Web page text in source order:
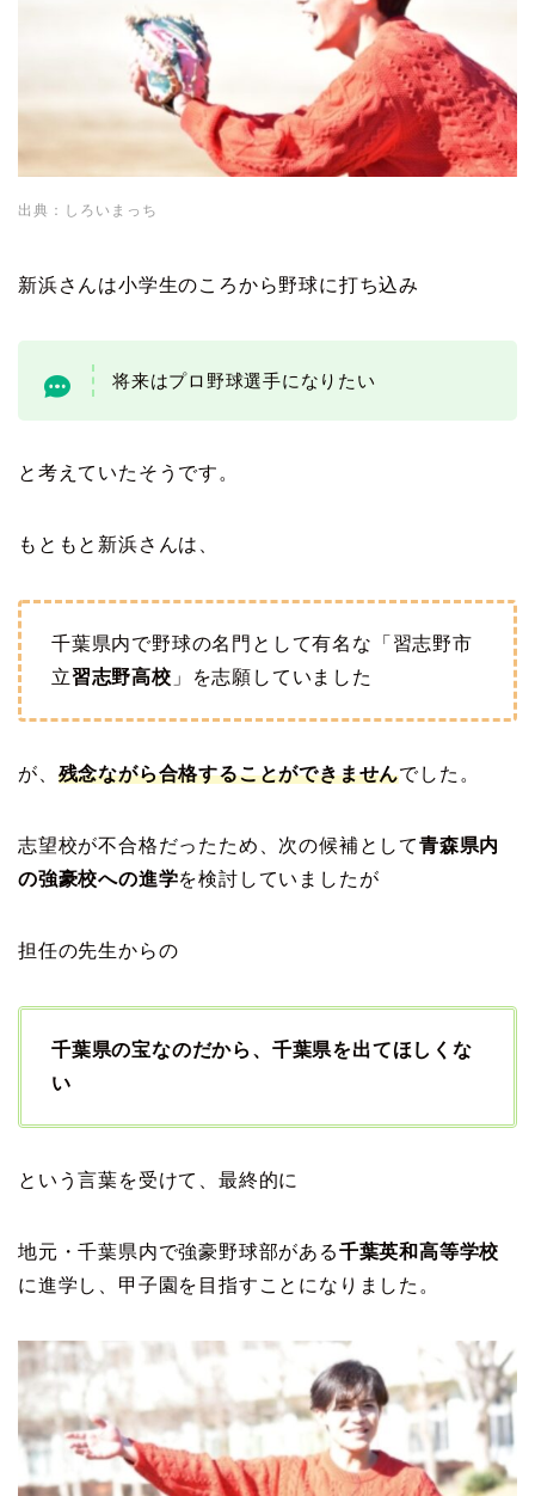
出典：しろいまっち
新浜さんは小学生のころから野球に打ち込み
将来はプロ野球選手になりたい
と考えていたそうです。
もともと新浜さんは、
千葉県内で野球の名門として有名な「習志野市
立習志野高校 」を志願していました
が、 残念ながら合格することができませんでした。
志望校が不合格だったため、次の候補として青森県内
の強豪校への進学を検討していましたが
担任の先生からの
千葉県の宝なのだから、千葉県を出てほしくな
い
という言葉を受けて、最終的に
地元・千葉県内で強豪野球部がある千葉英和高等学校
に進学し、甲子園を目指すことになりました。